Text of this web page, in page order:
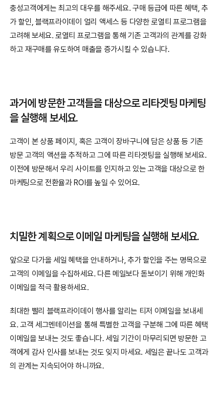
충성고객에게는 최고의 대우를 해주세요. 구매 등급에 따른 혜택, 추
가 할인, 블랙프라이데이 얼리 액세스 등 다양한 로열티 프로그램을
고려해 보세요. 로열티 프로그램을 통해 기존 고객과의 관계를 강화
하고 재구매를 유도하여 매출을 증가시킬 수 있습니다.
과거에 방문한 고객들을 대상으로 리타겟팅 마케팅
을 실행해 보세요.
고객이 본 상품 페이지, 혹은 고객이 장바구니에 담은 상품 등 기존
방문 고객의 액션을 추적하고 그에 따른 리타겟팅을 실행해 보세요.
이전에 방문해서 우리 사이트를 인지하고 있는 고객을 대상으로 한
마케팅으로 전환율과 ROI를 높일 수 있어요.
치밀한 계획으로 이메일 마케팅을 실행해 보세요.
앞으로 다가올 세일 혜택을 안내하거나, 추가 할인을 주는 명목으로
고객의 이메일을 수집하세요. 다른 메일보다 돋보이기 위해 개인화
이메일을 적극 활용하세요.
최대한 빨리 블랙프라이데이 행사를 알리는 티저 이메일을 보내세
요. 고객 세그멘테이션을 통해 특별한 고객을 구분해 그에 따른 혜택
이메일을 보내는 것도 좋습니다. 세일 기간이 마무리되면 방문한 고
객에게 감사 인사를 보내는 것도 잊지 마세요. 세일은 끝나도 고객과
의 관계는 지속되어야 하니까요.